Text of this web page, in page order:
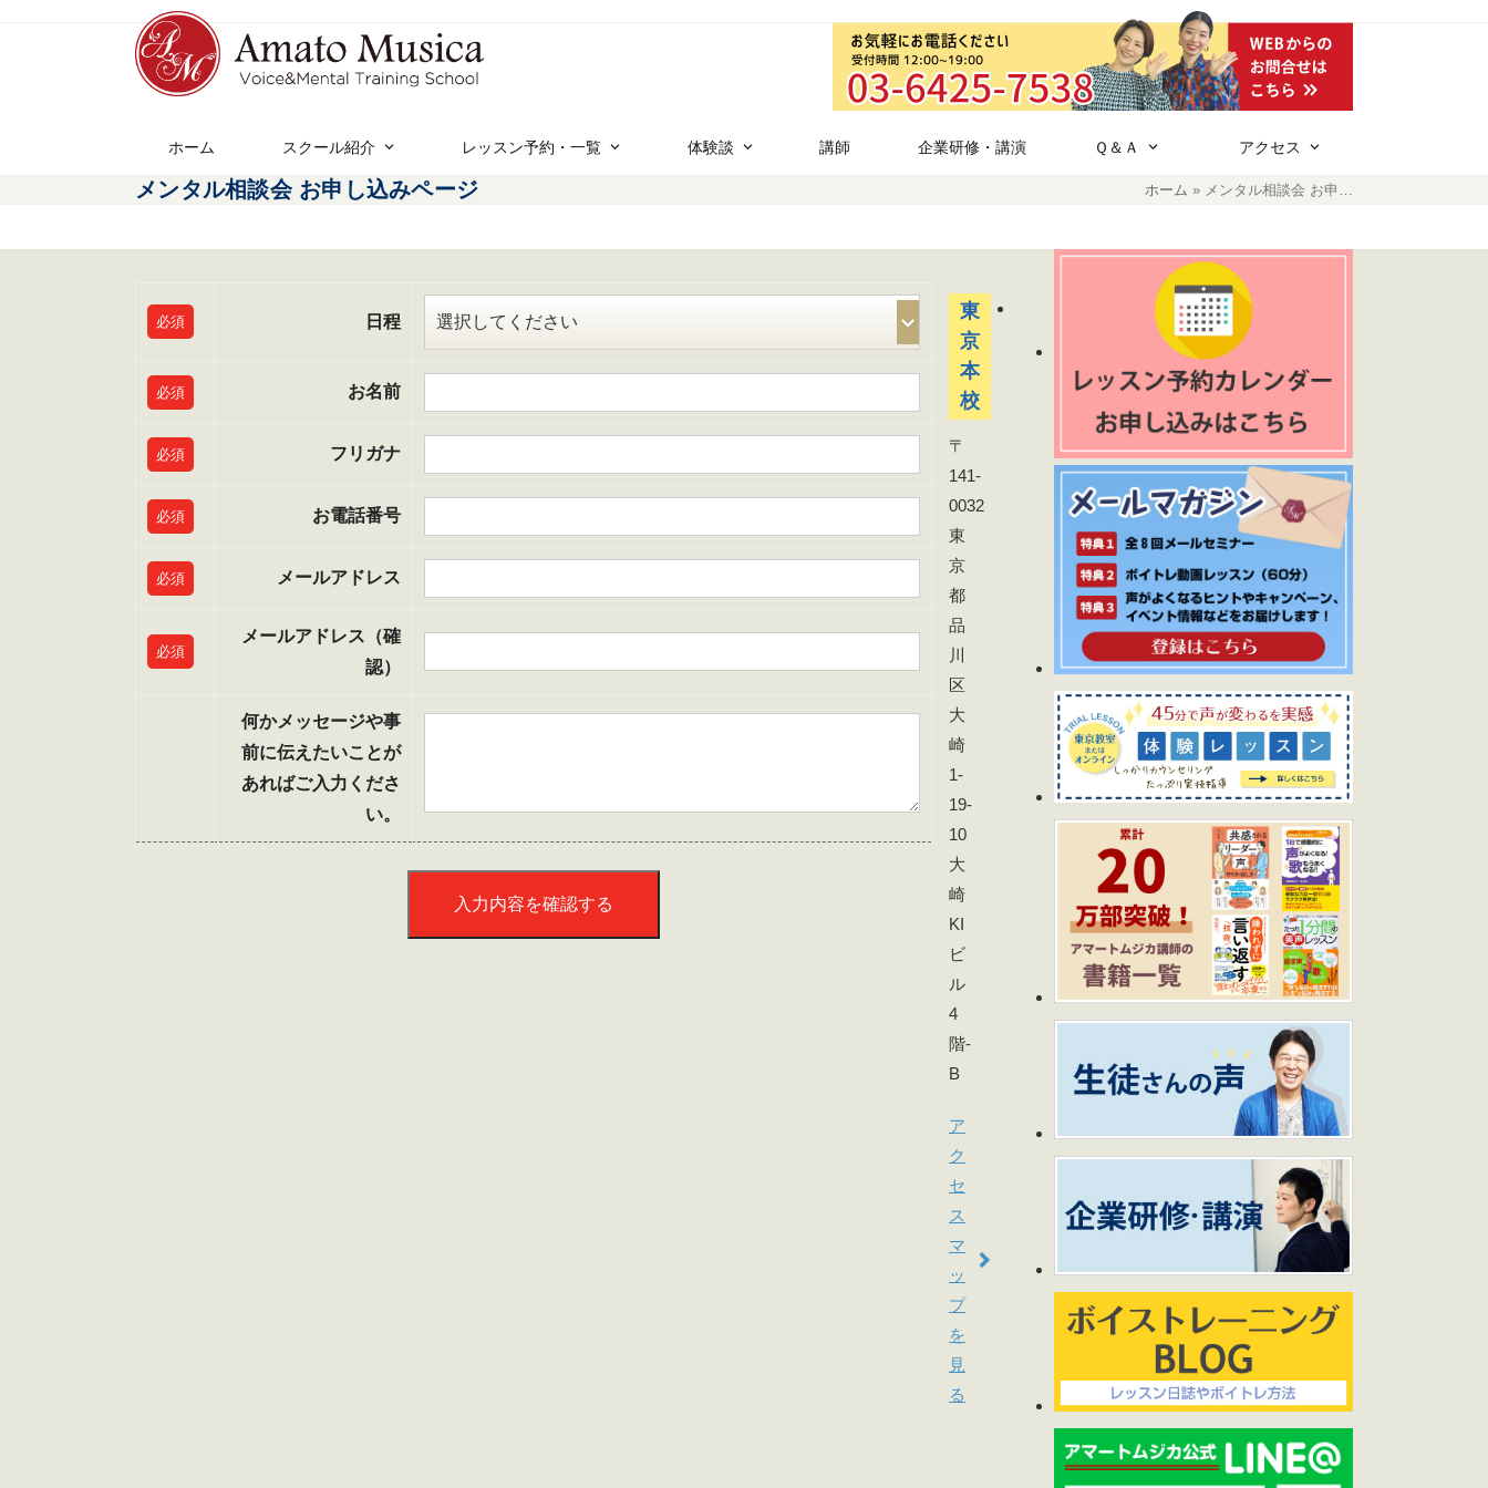
ホーム スクール紹介 レッスン予約・一覧 体験談 講師 企業研修・講演 Ｑ＆Ａ アクセス
メンタル相談会 お申し込みページ ホーム » メンタル相談会 お申…
必須 日程
必須 お名前
必須 フリガナ
必須 お電話番号
必須 メールアドレス
必須
メールアドレス（確
認）
何かメッセージや事
前に伝えたいことが
あればご入力くださ
い。
東
京
本
校
〒
141-
0032
東
京
都
品
川
区
大
崎
1-
19-
10
大
崎
KI
ビ
ル
4
階-
B
ア
ク
セ
ス
マ
ッ
プ
を
見
る